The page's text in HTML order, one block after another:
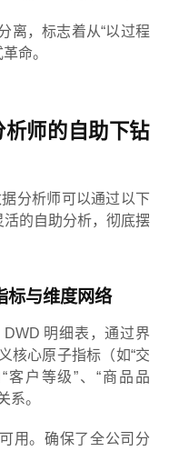
离，标志着从“以过程
命。
师的自助下钻
分析师可以通过以下
的自助分析，彻底摆
标与维度网络
明细表，通过界
核心原子指标（如“交
客户等级”、“商品品
系。
用。确保了全公司分